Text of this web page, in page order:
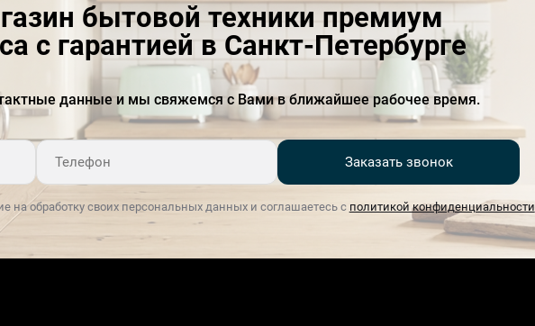
бытовой техники премиум
с гарантией в Санкт-Петербурге
данные и мы свяжемся с Вами в ближайшее рабочее время.
Заказать звонок
на обработку своих персональных данных и соглашаетесь с политикой конфиденциальности